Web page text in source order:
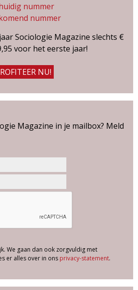
nummer
nummer
Sociologie Magazine slechts €
voor het eerste jaar!
NU!
Magazine in je mailbox? Meld
We gaan dan ook zorgvuldig met
er alles over in ons privacy-statement.